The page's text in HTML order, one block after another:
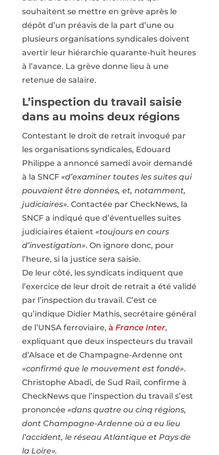
souhaitent se mettre en grève après le
dépôt d’un préavis de la part d’une ou
plusieurs organisations syndicales doivent
avertir leur hiérarchie quarante-huit heures
à l’avance. La grève donne lieu à une
retenue de salaire.
L’inspection du travail saisie
dans au moins deux régions
Contestant le droit de retrait invoqué par
les organisations syndicales, Edouard
Philippe a annoncé samedi avoir demandé
à la SNCF «d’examiner toutes les suites qui
pouvaient être données, et, notamment,
judiciaires». Contactée par CheckNews, la
SNCF a indiqué que d’éventuelles suites
judiciaires étaient «toujours en cours
d’investigation». On ignore donc, pour
l’heure, si la justice sera saisie.
De leur côté, les syndicats indiquent que
l’exercice de leur droit de retrait a été validé
par l’inspection du travail. C’est ce
qu’indique Didier Mathis, secrétaire général
de l’UNSA ferroviaire, à France Inter,
expliquant que deux inspecteurs du travail
d’Alsace et de Champagne-Ardenne ont
«confirmé que le mouvement est fondé».
Christophe Abadi, de Sud Rail, confirme à
CheckNews que l’inspection du travail s’est
prononcée «dans quatre ou cinq régions,
dont Champagne-Ardenne où a eu lieu
l’accident, le réseau Atlantique et Pays de
la Loire».